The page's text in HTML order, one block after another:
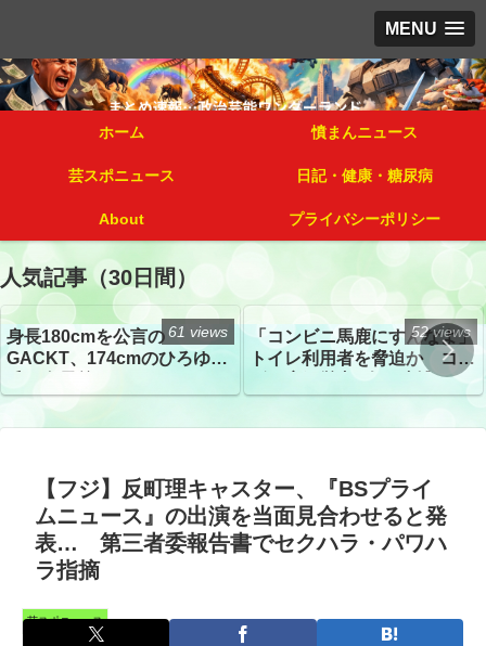
MENU
ホーム 憤まんニュース
芸スポニュース 日記・健康・糖尿病
About プライバシーポリシー
人気記事（30日間）
身長180cmを公言の
GACKT、174cmのひろゆき
トざわつき イベントでの写
真が話題
61 views
「コンビニ馬鹿にすんなよ」
トイレ利用者を脅迫か コン
52 views
【フジ】反町理キャスター、『BSプライ
ムニュース』の出演を当面見合わせると発
表… 第三者委報告書でセクハラ・パワハ
ラ指摘
芸スポニュース